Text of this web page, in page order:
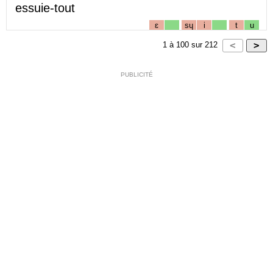
essuie-tout
ɛ sɥ i t u
1 à 100 sur 212
PUBLICITÉ